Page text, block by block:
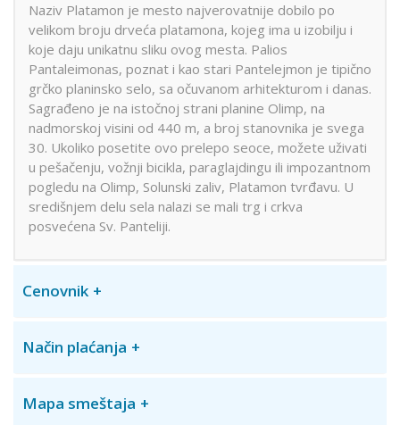
Naziv Platamon je mesto najverovatnije dobilo po
velikom broju drveća platamona, kojeg ima u izobilju i
koje daju unikatnu sliku ovog mesta. Palios
Pantaleimonas, poznat i kao stari Pantelejmon je tipično
grčko planinsko selo, sa očuvanom arhitekturom i danas.
Sagrađeno je na istočnoj strani planine Olimp, na
nadmorskoj visini od 440 m, a broj stanovnika je svega
30. Ukoliko posetite ovo prelepo seoce, možete uživati
u pešačenju, vožnji bicikla, paraglajdingu ili impozantnom
pogledu na Olimp, Solunski zaliv, Platamon tvrđavu. U
središnjem delu sela nalazi se mali trg i crkva
posvećena Sv. Panteliji.
Cenovnik
Način plaćanja
Mapa smeštaja